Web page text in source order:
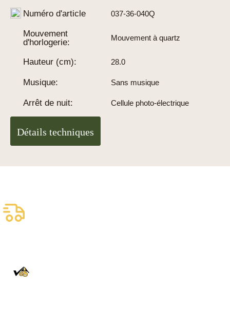
Numéro d'article 037-36-040Q
Mouvement
d'horlogerie:
Mouvement à quartz
Hauteur (cm): 28.0
Musique: Sans musique
Arrêt de nuit: Cellule photo-électrique
Détails techniques